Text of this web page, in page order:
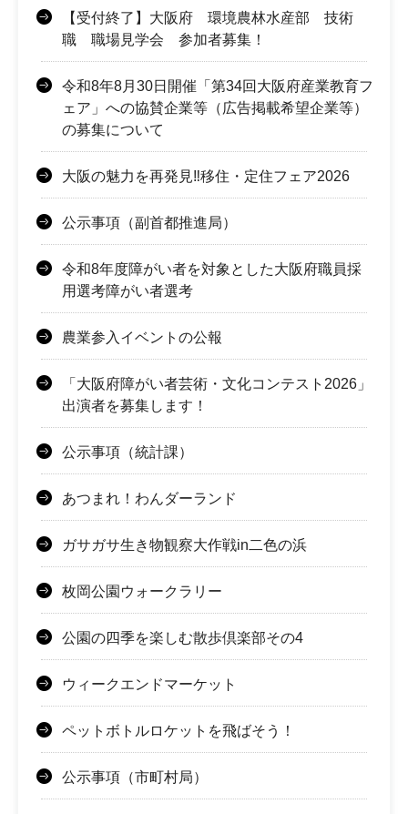
【受付終了】大阪府 環境農林水産部 技術
職 職場見学会 参加者募集！
令和8年8月30日開催「第34回大阪府産業教育フ
ェア」への協賛企業等（広告掲載希望企業等）
の募集について
大阪の魅力を再発見‼移住・定住フェア2026
公示事項（副首都推進局）
令和8年度障がい者を対象とした大阪府職員採
用選考障がい者選考
農業参入イベントの公報
「大阪府障がい者芸術・文化コンテスト2026」
出演者を募集します！
公示事項（統計課）
あつまれ！わんダーランド
ガサガサ生き物観察大作戦in二色の浜
枚岡公園ウォークラリー
公園の四季を楽しむ散歩倶楽部その4
ウィークエンドマーケット
ペットボトルロケットを飛ばそう！
公示事項（市町村局）